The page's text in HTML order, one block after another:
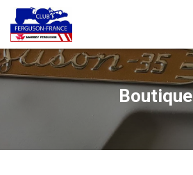
Boutique